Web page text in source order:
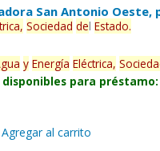
San Antonio Oeste,
Sociedad delEstado.
y Energía Eléctrica,
disponibles para
Agregar al carrito